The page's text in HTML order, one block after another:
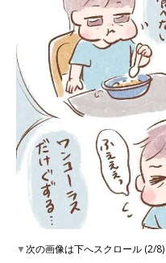
▼次の画像は下へスクロール (2/8)